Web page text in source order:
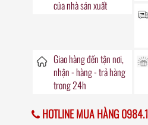
của nhà sản xuất
Giao hàng đếntận nơi,
nhận - hàng - trả hàng
trong24h
HOTLINE MUA HÀNG